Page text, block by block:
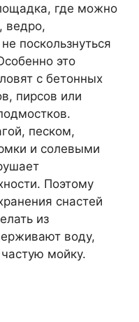
где можно
ведро,
поскользнуться
это
с бетонных
пирсов или
песком,
и солевыми
Поэтому
снастей
из
воду,
мойку.